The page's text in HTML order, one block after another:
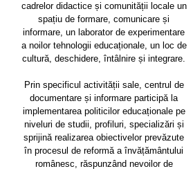
cadrelor didactice și comunității locale un
spațiu de formare, comunicare și
informare, un laborator de experimentare
a noilor tehnologii educaționale, un loc de
cultură, deschidere, întâlnire și integrare.
Prin specificul activității sale, centrul de
documentare și informare participă la
implementarea politicilor educaționale pe
niveluri de studii, profiluri, specializări și
sprijină realizarea obiectivelor prevăzute
în procesul de reformă a învățământului
românesc, răspunzând nevoilor de